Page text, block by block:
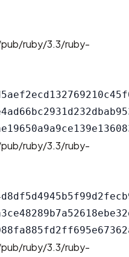
ruby/3.3/ruby-
ruby/3.3/ruby-
ruby/3.3/ruby-